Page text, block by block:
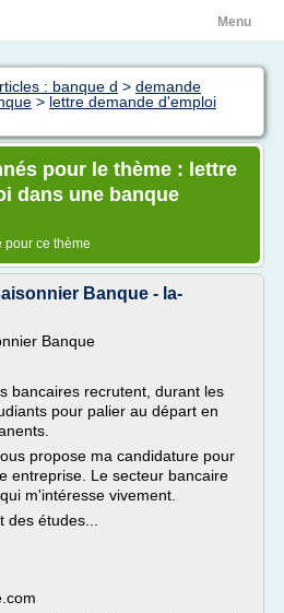
Menu
: banque d > demande
> lettre demande d'emploi
pour le thème : lettre
dans une banque
ce thème
Banque - la-
Banque
bancaires recrutent, durant les
pour palier au départ en
propose ma candidature pour
entreprise. Le secteur bancaire
m'intéresse vivement.
études...